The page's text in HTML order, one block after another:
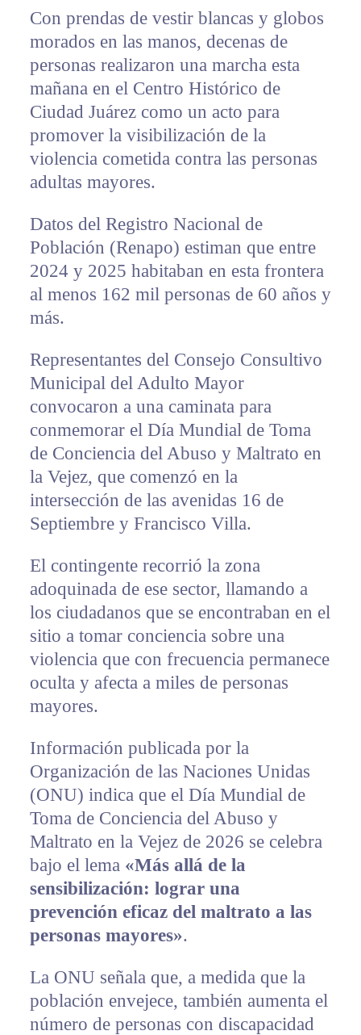
Con prendas de vestir blancas y globos
morados en las manos, decenas de
personas realizaron una marcha esta
mañana en el Centro Histórico de
Ciudad Juárez como un acto para
promover la visibilización de la
violencia cometida contra las personas
adultas mayores.
Datos del Registro Nacional de
Población (Renapo) estiman que entre
2024 y 2025 habitaban en esta frontera
al menos 162 mil personas de 60 años y
más.
Representantes del Consejo Consultivo
Municipal del Adulto Mayor
convocaron a una caminata para
conmemorar el Día Mundial de Toma
de Conciencia del Abuso y Maltrato en
la Vejez, que comenzó en la
intersección de las avenidas 16 de
Septiembre y Francisco Villa.
El contingente recorrió la zona
adoquinada de ese sector, llamando a
los ciudadanos que se encontraban en el
sitio a tomar conciencia sobre una
violencia que con frecuencia permanece
oculta y afecta a miles de personas
mayores.
Información publicada por la
Organización de las Naciones Unidas
(ONU) indica que el Día Mundial de
Toma de Conciencia del Abuso y
Maltrato en la Vejez de 2026 se celebra
bajo el lema «Más allá de la
sensibilización: lograr una
prevención eficaz del maltrato a las
personas mayores».
La ONU señala que, a medida que la
población envejece, también aumenta el
número de personas con discapacidad